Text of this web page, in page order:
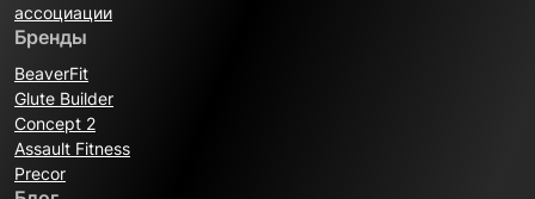
ассоциации
Бренды
BeaverFit
Glute Builder
Concept 2
Assault Fitness
Precor